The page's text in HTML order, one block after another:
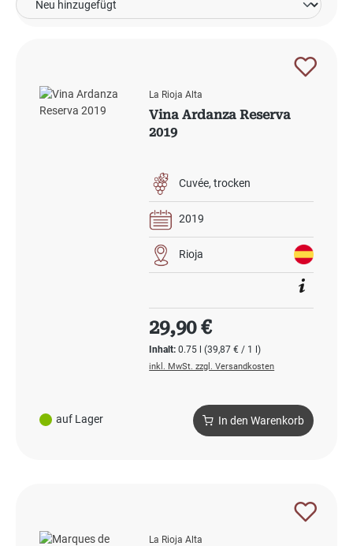
auf Lager
La Rioja Alta
Vina Ardanza Reserva
2019
Cuvée trocken
2019
Rioja
Inhalt:0.75 l(39,87 € / 1 l)
Regulärer Preis:
29,90 €
inkl. MwSt. zzgl. Versandkosten
In den Warenkorb
La Rioja Alta